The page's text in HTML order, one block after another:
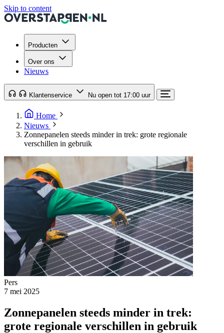
Skip to content
Producten
Over ons
Nieuws
Klantenservice Nu open tot 17:00 uur
Home
Nieuws
Zonnepanelen steeds minder in trek: grote regionale
verschillen in gebruik
Pers
7 mei 2025
Zonnepanelen steeds minder in trek:
grote regionale verschillen in gebruik